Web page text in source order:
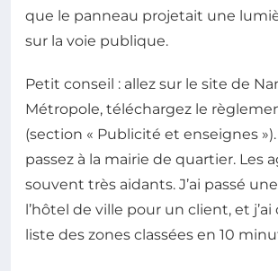
que le panneau projetait une
sur la voie publique.
Petit conseil : allez sur le site de
Métropole, téléchargez le
(section « Publicité et enseignes
passez à la mairie de quartier. Les
souvent très aidants. J’ai passé
l’hôtel de ville pour un client, et
liste des zones classées en 10